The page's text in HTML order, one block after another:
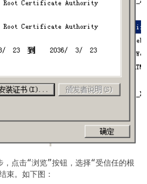
点击“浏览”按钮，选择“受信任的根
束。如下图：